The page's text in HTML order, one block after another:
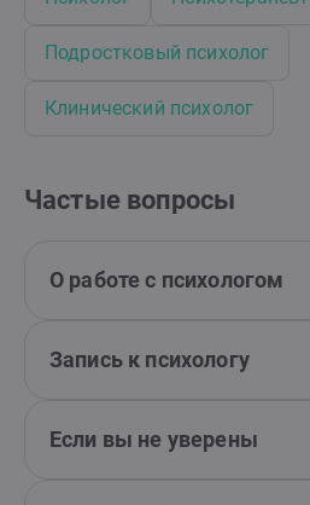
Подростковый психолог
Клинический психолог
Частые вопросы
О работе с психологом
Запись к психологу
Если вы не уверены